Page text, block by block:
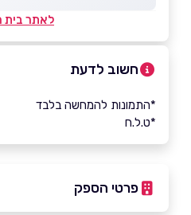
לאתר בית
חשוב לדעת
*התמונות להמחשה בלבד
*ט.ל.ח
פרטי הספק